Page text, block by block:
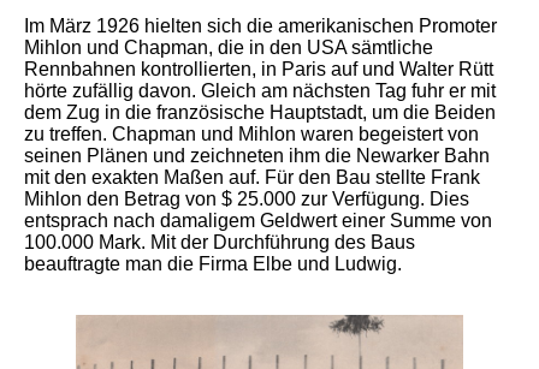
Im März 1926 hielten sich die amerikanischen Promoter
Mihlon und Chapman, die in den USA sämtliche
Rennbahnen kontrollierten, in Paris auf und Walter Rütt
hörte zufällig davon. Gleich am nächsten Tag fuhr er mit
dem Zug in die französische Hauptstadt, um die Beiden
zu treffen. Chapman und Mihlon waren begeistert von
seinen Plänen und zeichneten ihm die Newarker Bahn
mit den exakten Maßen auf. Für den Bau stellte Frank
Mihlon den Betrag von $ 25.000 zur Verfügung. Dies
entsprach nach damaligem Geldwert einer Summe von
100.000 Mark. Mit der Durchführung des Baus
beauftragte man die Firma Elbe und Ludwig.